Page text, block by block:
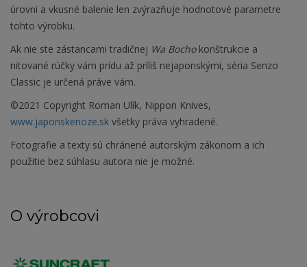
úrovni a vkusné balenie len zvýrazňuje hodnotové parametre
tohto výrobku.
Ak nie ste zástancami tradičnej Wa Bochokonštrukcie a
nitované rúčky vám prídu až príliš nejaponskými, séria Senzo
Classic je určená práve vám.
©2021 Copyright Roman Ulík, Nippon Knives,
www.japonskenoze.sk všetky práva vyhradené.
Fotografie a texty sú chránené autorským zákonom a ich
použitie bez súhlasu autora nie je možné.
O výrobcovi